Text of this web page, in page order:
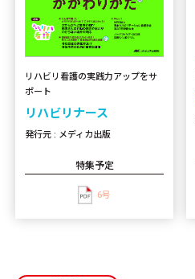
リハビリ看護の実践力アップをサ
ポート
リハビリナース
発行元 : メディカ出版
特集予定
6号